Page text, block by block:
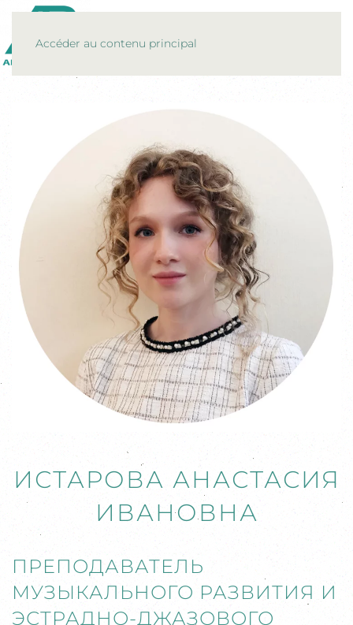
Accéder au contenu principal
ИСТАРОВА АНАСТАСИЯ
ИВАНОВНА
ПРЕПОДАВАТЕЛЬ
МУЗЫКАЛЬНОГО РАЗВИТИЯ И
ЭСТРАДНО-ДЖАЗОВОГО